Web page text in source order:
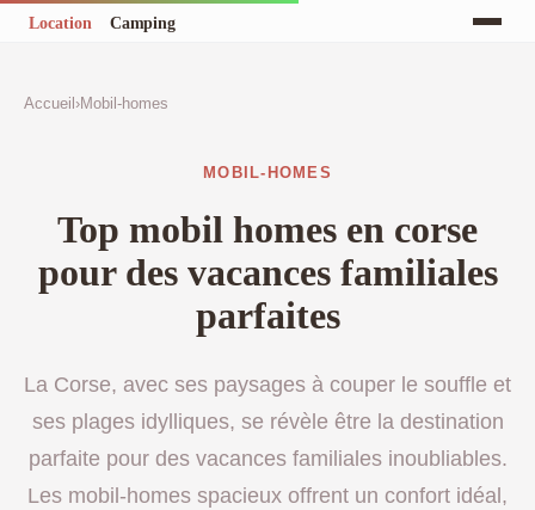
Accueil ›Mobil-homes
MOBIL-HOMES
Top mobil homes en corse
pour des vacances familiales
parfaites
La Corse, avec ses paysages à couper le souffle et
ses plages idylliques, se révèle être la destination
parfaite pour des vacances familiales inoubliables.
Les mobil-homes spacieux offrent un confort idéal,